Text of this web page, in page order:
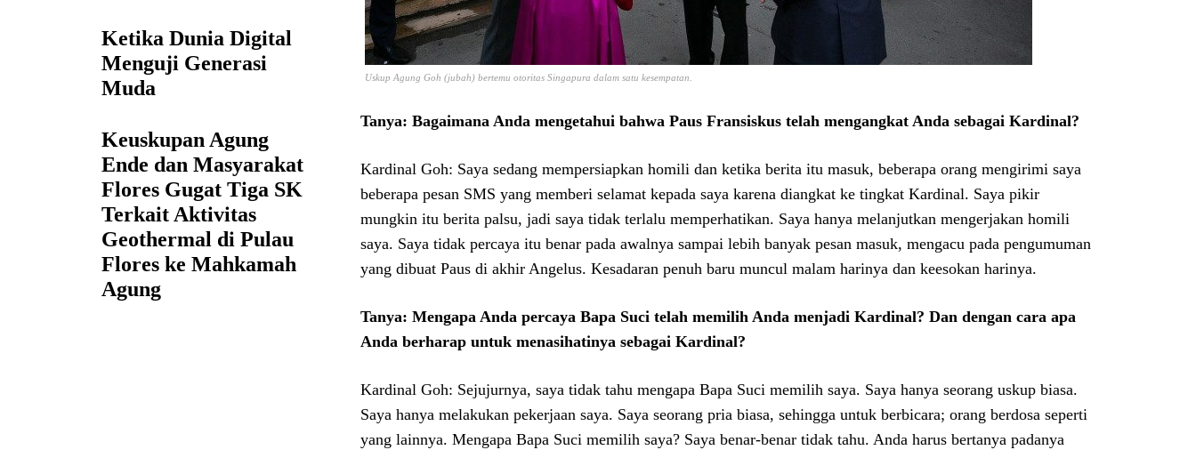
Ketika Dunia Digital
Menguji Generasi
Muda
Keuskupan Agung
Ende dan Masyarakat
Flores Gugat Tiga SK
Terkait Aktivitas
Geothermal di Pulau
Flores ke Mahkamah
Agung
Uskup Agung Goh (jubah) bertemu otoritas Singapura dalam satu kesempatan.
Tanya: Bagaimana Anda mengetahui bahwa Paus Fransiskus telah mengangkat Anda sebagai Kardinal?
Kardinal Goh: Saya sedang mempersiapkan homili dan ketika berita itu masuk, beberapa orang mengirimi saya
beberapa pesan SMS yang memberi selamat kepada saya karena diangkat ke tingkat Kardinal. Saya pikir
mungkin itu berita palsu, jadi saya tidak terlalu memperhatikan. Saya hanya melanjutkan mengerjakan homili
saya. Saya tidak percaya itu benar pada awalnya sampai lebih banyak pesan masuk, mengacu pada pengumuman
yang dibuat Paus di akhir Angelus. Kesadaran penuh baru muncul malam harinya dan keesokan harinya.
Tanya: Mengapa Anda percaya Bapa Suci telah memilih Anda menjadi Kardinal? Dan dengan cara apa
Anda berharap untuk menasihatinya sebagai Kardinal?
Kardinal Goh: Sejujurnya, saya tidak tahu mengapa Bapa Suci memilih saya. Saya hanya seorang uskup biasa.
Saya hanya melakukan pekerjaan saya. Saya seorang pria biasa, sehingga untuk berbicara; orang berdosa seperti
yang lainnya. Mengapa Bapa Suci memilih saya? Saya benar-benar tidak tahu. Anda harus bertanya padanya